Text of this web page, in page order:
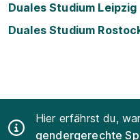
Duales Studium Leipzig
Duales Studium
Hier erfährst du,
gendergerechte